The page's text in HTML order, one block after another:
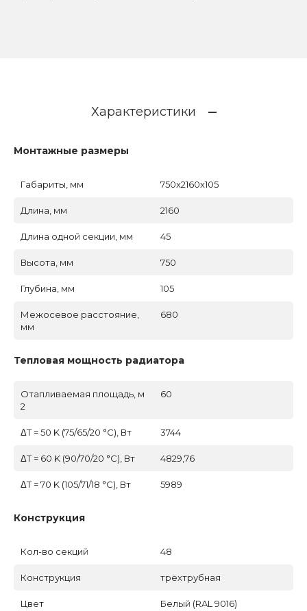
Характеристики
Монтажные размеры
Габариты, мм 750x2160x105
Длина, мм 2160
Длина одной секции, мм 45
Высота, мм 750
Глубина, мм 105
Межосевое расстояние,
мм
680
Тепловая мощность радиатора
Отапливаемая площадь, м
2
60
ΔT = 50 K (75/65/20 °C), Вт 3744
ΔT = 60 K (90/70/20 °C), Вт 4829,76
ΔT = 70 K (105/71/18 °C), Вт 5989
Конструкция
Кол-во секций 48
Конструкция трёхтрубная
Цвет Белый (RAL 9016)